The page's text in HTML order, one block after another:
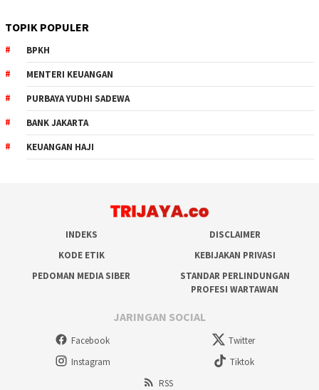
TOPIK POPULER
BPKH
MENTERI KEUANGAN
PURBAYA YUDHI SADEWA
BANK JAKARTA
KEUANGAN HAJI
INDEKS
DISCLAIMER
KODE ETIK
KEBIJAKAN PRIVASI
PEDOMAN MEDIA SIBER
STANDAR PERLINDUNGAN
PROFESI WARTAWAN
JARINGAN SOCIAL
Facebook
Twitter
Instagram
Tiktok
RSS